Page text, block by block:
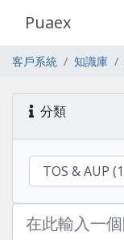
Puaex
客戶系統 知識庫
分類